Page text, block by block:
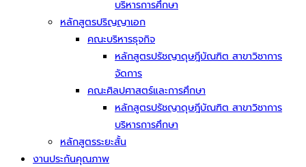
บริหารการศึกษา
หลักสูตรปริญญาเอก
คณะบริหารธุจกิจ
หลักสูตรปรัชญาดุษฎีบัณฑิต สาขาวิชาการ
จัดการ
คณะศิลปศาสตร์และการศึกษา
หลักสูตรปรัชญาดุษฎีบัณฑิต สาขาวิชาการ
บริหารการศึกษา
หลักสูตรระยะสั้น
งานประกันคุณภาพ